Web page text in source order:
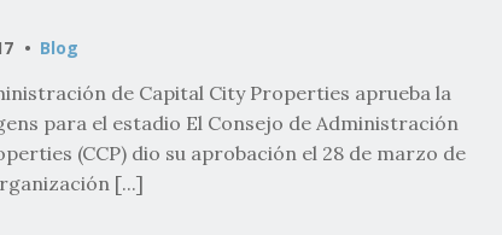
Blog
de Capital City Properties aprueba la
para el estadio El Consejo de Administración
(CCP) dio su aprobación el 28 de marzo de
[...]